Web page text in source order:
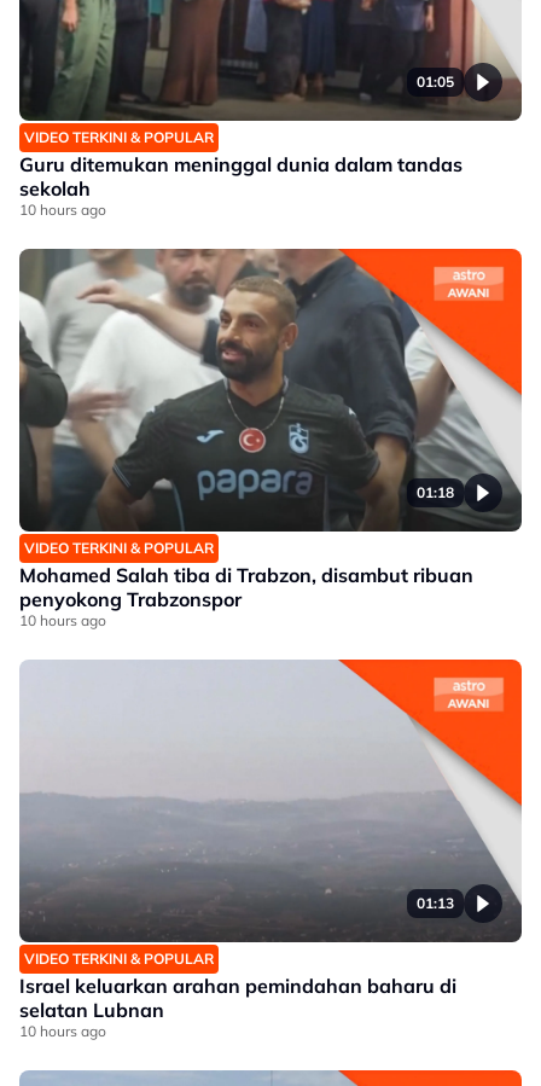
01:05
VIDEO TERKINI & POPULAR
Guru ditemukan meninggal dunia dalam tandas
sekolah
10 hours ago
01:18
VIDEO TERKINI & POPULAR
Mohamed Salah tiba di Trabzon, disambut ribuan
penyokong Trabzonspor
10 hours ago
01:13
VIDEO TERKINI & POPULAR
Israel keluarkan arahan pemindahan baharu di
selatan Lubnan
10 hours ago